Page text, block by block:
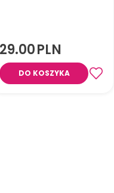
29.00PLN
DO KOSZYKA